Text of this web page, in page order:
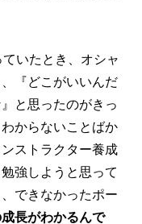
いたとき、オシャ
『どこがいいんだ
と思ったのがきっ
からないことばか
ストラクター養成
強しようと思って
できなかったポー
長がわかるんで